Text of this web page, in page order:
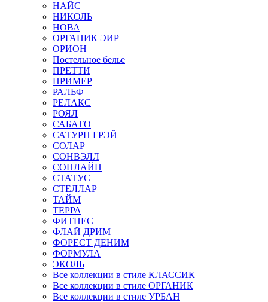
НАЙС
НИКОЛЬ
НОВА
ОРГАНИК ЭИР
ОРИОН
Постельное белье
ПРЕТТИ
ПРИМЕР
РАЛЬФ
РЕЛАКС
РОЯЛ
САБАТО
САТУРН ГРЭЙ
СОЛАР
СОНВЭЛЛ
СОНЛАЙН
СТАТУС
СТЕЛЛАР
ТАЙМ
ТЕРРА
ФИТНЕС
ФЛАЙ ДРИМ
ФОРЕСТ ДЕНИМ
ФОРМУЛА
ЭКОЛЬ
Все коллекции в стиле КЛАССИК
Все коллекции в стиле ОРГАНИК
Все коллекции в стиле УРБАН